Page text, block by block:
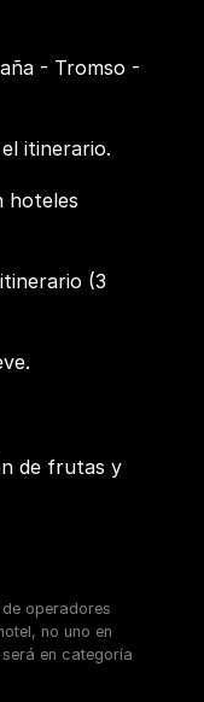
- Tromso -
itinerario.
hoteles
(3
de frutas y
operadores
no uno en
en categoría